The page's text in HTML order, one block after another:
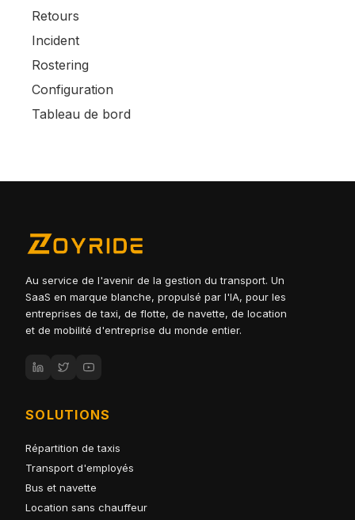
Retours
Incident
Rostering
Configuration
Tableau de bord
Au service de l'avenir de la gestion du transport. Un
SaaS en marque blanche, propulsé par l'IA, pour les
entreprises de taxi, de flotte, de navette, de location
et de mobilité d'entreprise du monde entier.
SOLUTIONS
Répartition de taxis
Transport d'employés
Bus et navette
Location sans chauffeur